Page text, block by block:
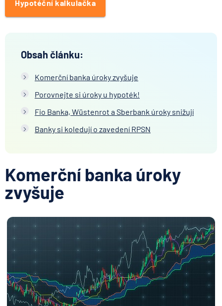
Hypotéční kalkulačka
Obsah článku:
Komerční banka úroky zvyšuje
Porovnejte si úroky u hypoték!
Fio Banka, Wüstenrot a Sberbank úroky snižují
Banky si koledují o zavedení RPSN
Komerční banka úroky
zvyšuje